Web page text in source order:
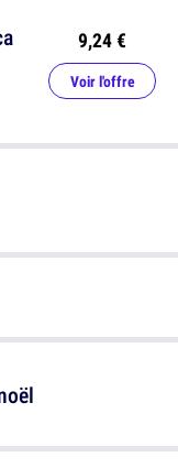
9,24 €
Voir l'offre